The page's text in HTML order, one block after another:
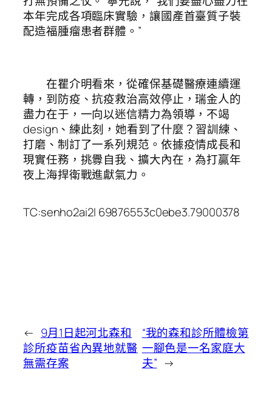
本年完成各項臨床實驗，讓國產首臺質子裝
配造福腫瘤患者群體。”
在瞿介明看來，從確保基礎醫療連續運
轉，到防疫、抗疫救治高效停止，瑞金人的
盡力在于，一向以迷信精力為領導，不竭
design、練此刻，她看到了什麼？習訓練、
打磨、制訂了一系列規范。依據疫情成長和
現實任務，挑釁自我、擴大內在，為打贏年
夜上海捍衛戰進獻氣力。
TC:senho2ai2l 69876553c0ebe3.79000378
← 9月1日起河北森和
診所疫苗省內異地就醫
無需存案
“我的森和診所體檢第
一腳色是一名家庭大
夫” →